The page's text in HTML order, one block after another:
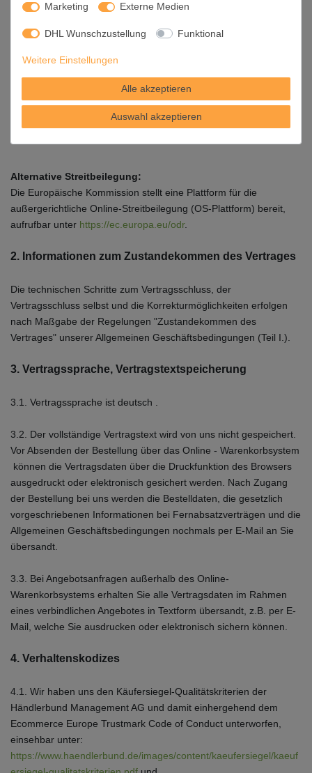
1. Identität des Verkäufers
Meißner Straße 87
01689 Niederau
Telefon: 0351 30 70 8080
E-Mail: shop@banjado.com
Alternative Streitbeilegung:
Die Europäische Kommission stellt eine Plattform für die
außergerichtliche Online-Streitbeilegung (OS-Plattform) bereit,
aufrufbar unter https://ec.europa.eu/odr.
2. Informationen zum Zustandekommen des Vertrages
Die technischen Schritte zum Vertragsschluss, der
Vertragsschluss selbst und die Korrekturmöglichkeiten erfolgen
nach Maßgabe der Regelungen "Zustandekommen des
Vertrages" unserer Allgemeinen Geschäftsbedingungen (Teil I.).
3. Vertragssprache, Vertragstextspeicherung
3.1. Vertragssprache ist deutsch
3.2. Der vollständige Vertragstext wird von uns nicht gespeichert.
Vor Absenden der Bestellung über das Online - Warenkorbsystem
können die Vertragsdaten über die Druckfunktion des Browsers
ausgedruckt oder elektronisch gesichert werden. Nach Zugang
der Bestellung bei uns werden die Bestelldaten, die gesetzlich
vorgeschriebenen Informationen bei Fernabsatzverträgen und die
Allgemeinen Geschäftsbedingungen nochmals per E-Mail an Sie
übersandt.
3.3. Bei Angebotsanfragen außerhalb des Online-
Warenkorbsystems erhalten Sie alle Vertragsdaten im Rahmen
eines verbindlichen Angebotes in Textform übersandt, z.B. per E-
Mail, welche Sie ausdrucken oder elektronisch sichern können.
4. Verhaltenskodizes
4.1. Wir haben uns den Käufersiegel-Qualitätskriterien der
Händlerbund Management AG und damit einhergehend dem
Ecommerce Europe Trustmark Code of Conduct unterworfen,
einsehbar unter:
https://www.haendlerbund.de/images/content/kaeufersiegel/kaeuf
Marketing Externe Medien
DHL Wunschzustellung Funktional
Weitere Einstellungen
Alle akzeptieren
Auswahl akzeptieren